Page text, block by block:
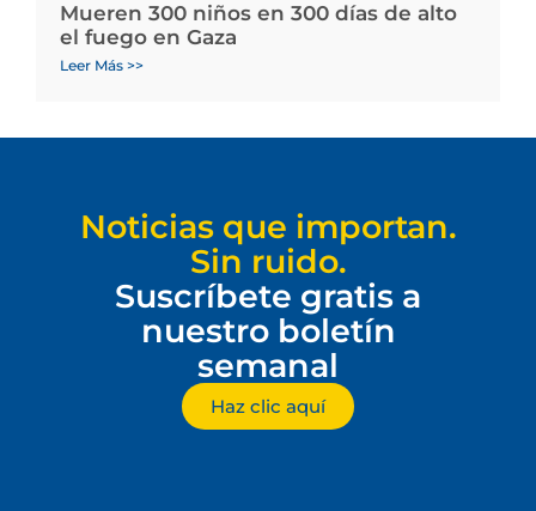
Mueren 300 niños en 300 días de alto
el fuego en Gaza
Leer Más >>
Noticias que importan.
Sin ruido.
Suscríbete gratis a
nuestro boletín
semanal
Haz clic aquí